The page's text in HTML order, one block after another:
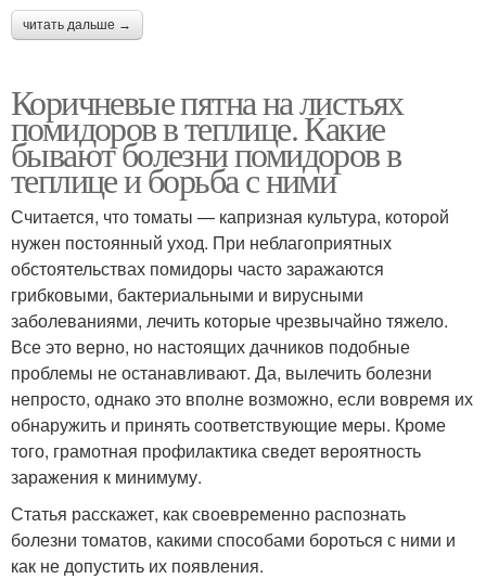
читать дальше →
Коричневые пятна на листьях
помидоров в теплице. Какие
бывают болезни помидоров в
теплице и борьба с ними
Считается, что томаты — капризная культура, которой
нужен постоянный уход. При неблагоприятных
обстоятельствах помидоры часто заражаются
грибковыми, бактериальными и вирусными
заболеваниями, лечить которые чрезвычайно тяжело.
Все это верно, но настоящих дачников подобные
проблемы не останавливают. Да, вылечить болезни
непросто, однако это вполне возможно, если вовремя их
обнаружить и принять соответствующие меры. Кроме
того, грамотная профилактика сведет вероятность
заражения к минимуму.
Статья расскажет, как своевременно распознать
болезни томатов, какими способами бороться с ними и
как не допустить их появления.